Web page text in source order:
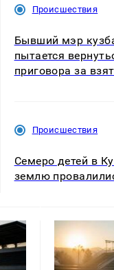
Происшествия
Бывший мэр
пытается
приговора за
Происшествия
Семеро детей в
землю